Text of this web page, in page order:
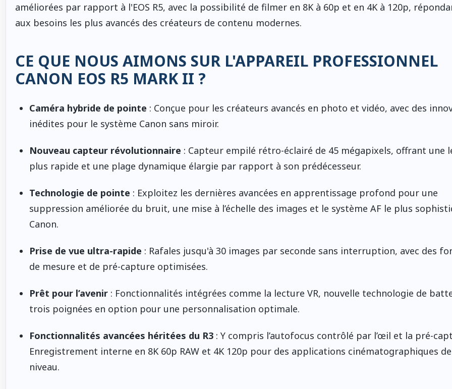
améliorées par rapport à l'EOS R5, avec la possibilité de filmer en 8K à 60p et en 4K à 120p,
aux besoins les plus avancés des créateurs de contenu modernes.
CE QUE NOUS AIMONS SUR L'APPAREIL PROFESSIONNEL
CANON EOS R5 MARK II ?
Caméra hybride de pointe : Conçue pour les créateurs avancés en photo et vidéo, avec des
inédites pour le système Canon sans miroir.
Nouveau capteur révolutionnaire : Capteur empilé rétro-éclairé de 45 mégapixels, offrant une
plus rapide et une plage dynamique élargie par rapport à son prédécesseur.
Technologie de pointe : Exploitez les dernières avancées en apprentissage profond pour une
suppression améliorée du bruit, une mise à l’échelle des images et le système AF le plus
Canon.
Prise de vue ultra-rapide : Rafales jusqu'à 30 images par seconde sans interruption, avec des
de mesure et de pré-capture optimisées.
Prêt pour l’avenir: Fonctionnalités intégrées comme la lecture VR, nouvelle technologie de
trois poignées en option pour une personnalisation optimale.
Fonctionnalités avancées héritées du R3: Y compris l’autofocus contrôlé par l’œil et la pré-
Enregistrement interne en 8K 60p RAW et 4K 120p pour des applications cinématographiques
niveau.